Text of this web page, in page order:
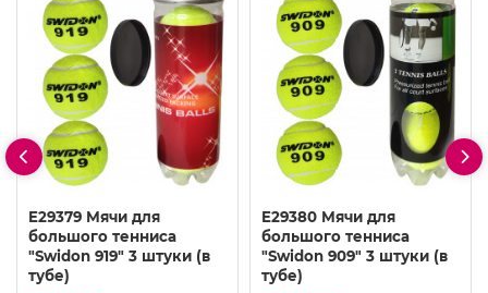
E29379 Мячи для
большого тенниса
"Swidon 919" 3 штуки (в
тубе)
E29380 Мячи для
большого тенниса
"Swidon 909" 3 штуки (в
тубе)